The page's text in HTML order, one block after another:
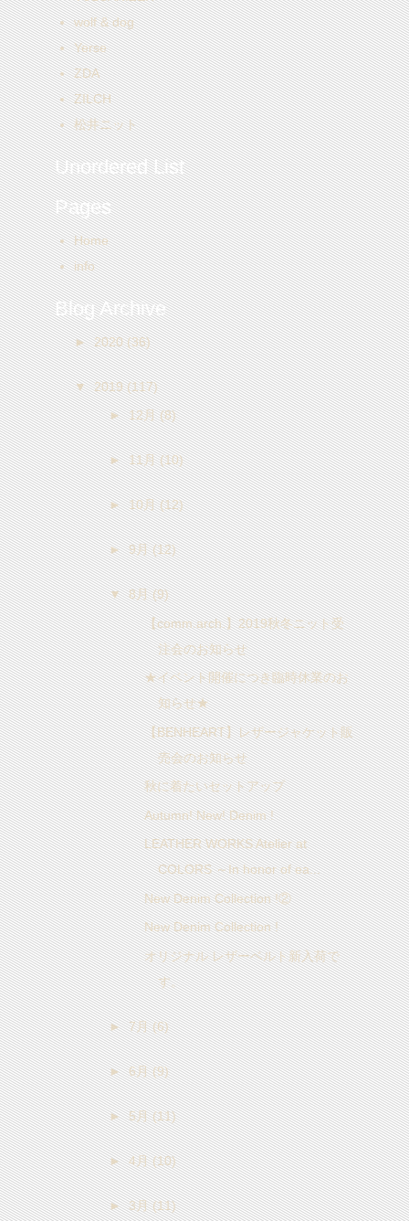
wolf & dog
Yerse
ZDA
ZILCH
松井ニット
Unordered List
Pages
Home
info
Blog Archive
►2020(36)
▼2019(117)
►12月(8)
►11月(10)
►10月(12)
►9月(12)
▼8月(9)
【comm.arch.】2019秋冬ニット受
注会のお知らせ
★イベント開催につき臨時休業のお
知らせ★
【BENHEART】レザージャケット販
売会のお知らせ
秋に着たいセットアップ
Autumn! New! Denim !
LEATHER WORKS Atelier at
COLORS ～In honor of ea...
New Denim Collection !②
New Denim Collection !
オリジナル レザーベルト新入荷で
す。
►7月(6)
►6月(9)
►5月(11)
►4月(10)
►3月(11)